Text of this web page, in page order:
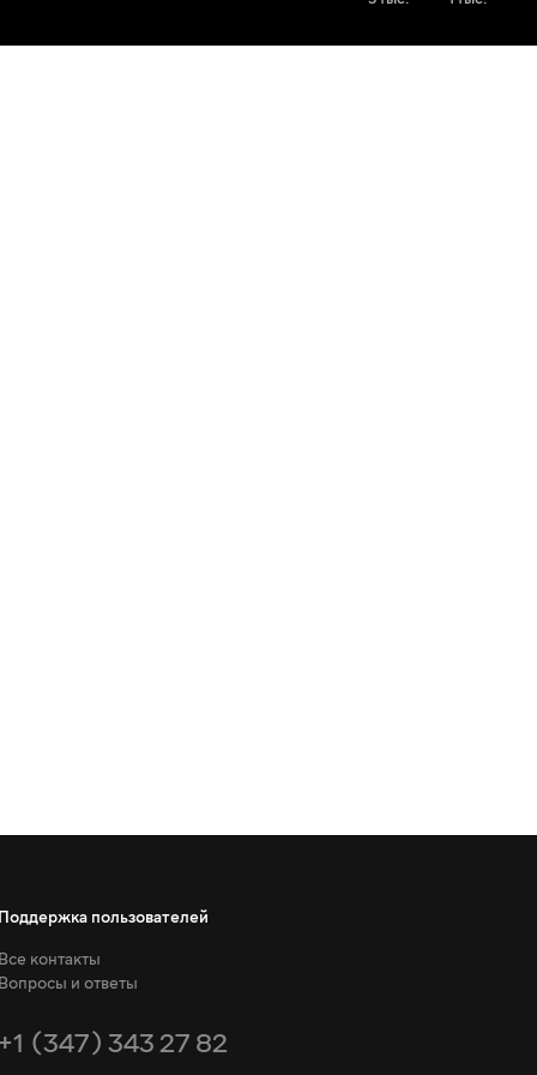
Поддержка пользователей
Все контакты
Вопросы и ответы
+1 (347) 343 27 82